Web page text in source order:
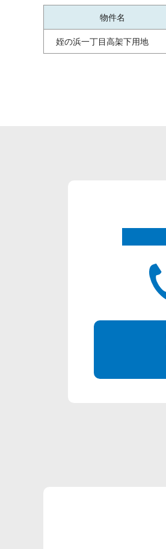
物件名
姪の浜一丁目高架下用地